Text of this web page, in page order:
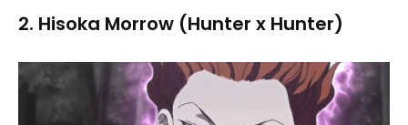
2. Hisoka Morrow (Hunter x Hunter)